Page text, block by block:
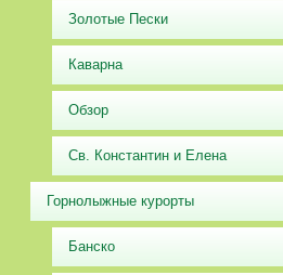
Золотые Пески
Каварна
Обзор
Св. Константин и Елена
Горнолыжные курорты
Банско